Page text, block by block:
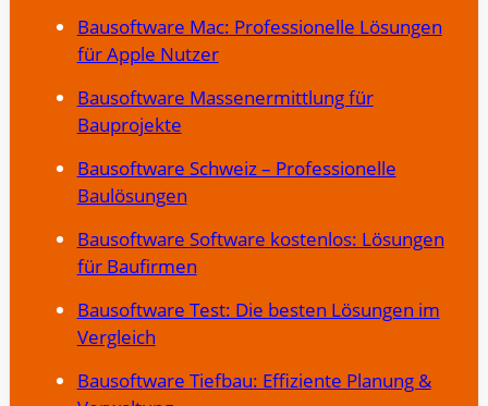
Bausoftware Mac: Professionelle Lösungen
für Apple Nutzer
Bausoftware Massenermittlung für
Bauprojekte
Bausoftware Schweiz – Professionelle
Baulösungen
Bausoftware Software kostenlos: Lösungen
für Baufirmen
Bausoftware Test: Die besten Lösungen im
Vergleich
Bausoftware Tiefbau: Effiziente Planung &